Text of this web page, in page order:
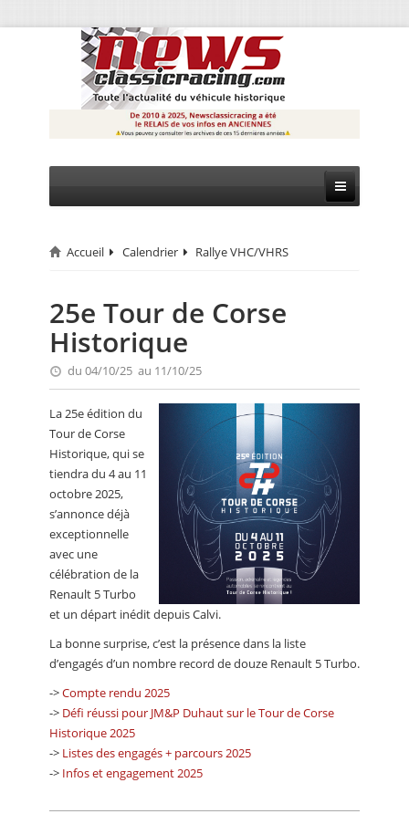
CIRCUIT
RALLYE
MONTAGNE
EVÈNEMENTS
CALENDRIER
FOCUS
VIDEO
ANNUAIRES
PETITES ANNONCES
Accueil Calendrier Rallye VHC/VHRS
25e Tour de Corse
Historique
du 04/10/25 au 11/10/25
La 25e édition du
Tour de Corse
Historique, qui se
tiendra du 4 au 11
octobre 2025,
s’annonce déjà
exceptionnelle
avec une
célébration de la
Renault 5 Turbo
et un départ inédit depuis Calvi.
La bonne surprise, c’est la présence dans la liste
d’engagés d’un nombre record de douze Renault 5 Turbo.
->Compte rendu 2025
-> Défi réussi pour JM&P Duhaut sur le Tour de Corse
Historique 2025
-> Listes des engagés + parcours 2025​
-> Infos et engagement 2025